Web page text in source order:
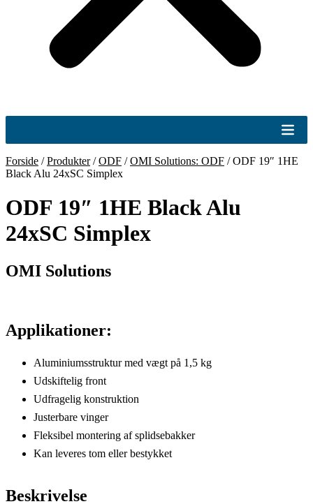
Forside /Produkter/ODF /OMI Solutions: ODF /ODF 19″ 1HE
Black Alu 24xSC Simplex
ODF 19″ 1HE Black Alu
24xSC Simplex
OMI Solutions
Applikationer:
Aluminiumsstruktur med vægt på 1,5 kg
Udskiftelig front
Udfragelig konstruktion
Justerbare vinger
Fleksibel montering af splidsebakker
Kan leveres tom eller bestykket
Beskrivelse